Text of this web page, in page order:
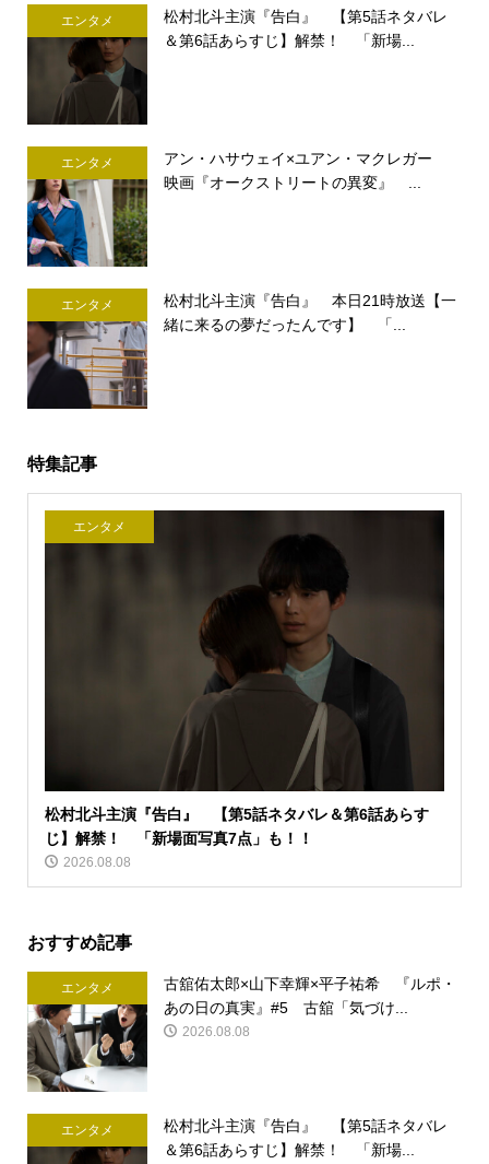
エンタメ
松村北斗主演『告白』 【第5話ネタバレ
＆第6話あらすじ】解禁！ 「新場...
エンタメ
アン・ハサウェイ×ユアン・マクレガー
映画『オークストリートの異変』 ...
エンタメ
松村北斗主演『告白』 本日21時放送【一
緒に来るの夢だったんです】 「...
特集記事
エンタメ
松村北斗主演『告白』 【第5話ネタバレ＆第6話あらす
じ】解禁！ 「新場面写真7点」も！！
2026.08.08
おすすめ記事
エンタメ
古舘佑太郎×山下幸輝×平子祐希 『ルポ・
あの日の真実』#5 古舘「気づけ...
2026.08.08
エンタメ
松村北斗主演『告白』 【第5話ネタバレ
＆第6話あらすじ】解禁！ 「新場...